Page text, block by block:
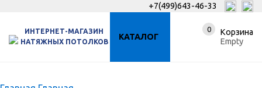
+7(499)643-46-33
ИНТЕРНЕТ-МАГАЗИН
НАТЯЖНЫХ ПОТОЛКОВ
КАТАЛОГ
0
Корзина
Empty